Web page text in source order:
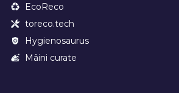
EcoReco
toreco.tech
Hygienosaurus
Mâini curate